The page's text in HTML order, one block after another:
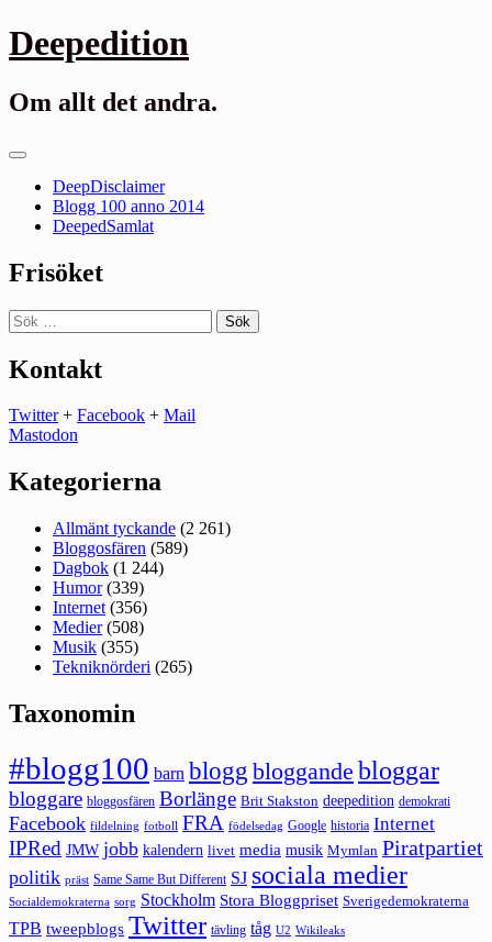
Gå
till
Deepedition
Om allt det andra.
Primär
DeepDisclaimer
Blogg 100 anno 2014
DeepedSamlat
Frisöket
Sök
efter:
Kontakt
Twitter+ Facebook + Mail
Mastodon
Kategorierna
Allmänt tyckande (2 261)
Bloggosfären (589)
Dagbok (1 244)
Humor(339)
Internet (356)
Medier(508)
Musik (355)
Tekniknörderi (265)
Taxonomin
#blogg100 barn blogg bloggande bloggar
bloggare bloggosfären Borlänge Brit Stakston deepedition demokrati
Facebook fildelning fotboll FRA födelsedag Google historia Internet
IPRed JMW jobb kalendern livet media musik Mymlan Piratpartiet
politik präst Same Same But Different SJ sociala medier
Socialdemokraterna sorg Stockholm Stora Bloggpriset Sverigedemokraterna
TPB tweepblogs Twitter tävling tåg U2 Wikileaks